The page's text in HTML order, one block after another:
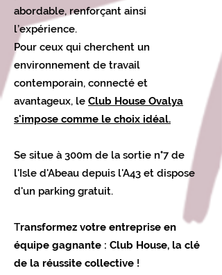
abordable, renforçant ainsi
l’expérience.
Pour ceux qui cherchent un
environnement de travail
contemporain, connecté et
avantageux, le Club House Ovalya
s'impose comme le choix idéal.
Se situe à 300m de la sortie n°7 de
l'Isle d'Abeau depuis l'A43 et dispose
d'un parking gratuit.
Transformez votre entreprise en
équipe gagnante : Club House, la clé
de la réussite collective !